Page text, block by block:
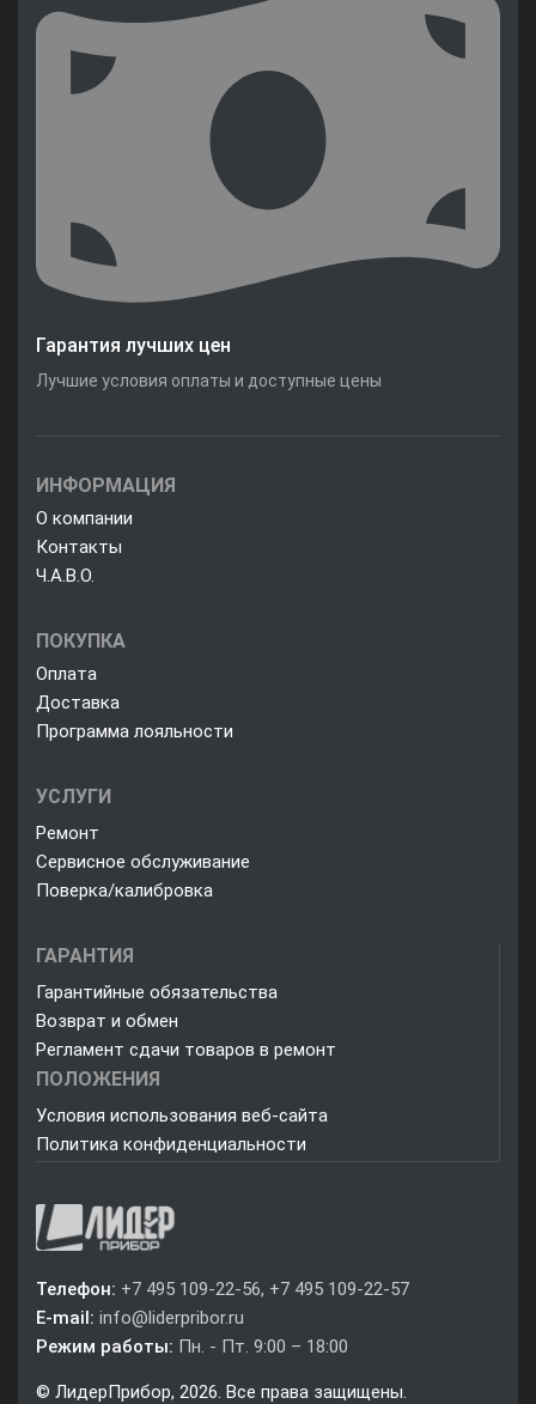
Гарантия лучших цен
Лучшие условия оплаты и доступные цены
ИНФОРМАЦИЯ
О компании
Контакты
Ч.А.В.О.
ПОКУПКА
Оплата
Доставка
Программа лояльности
УСЛУГИ
Ремонт
Сервисное обслуживание
Поверка/калибровка
ГАРАНТИЯ
Гарантийные обязательства
Возврат и обмен
Регламент сдачи товаров в ремонт
ПОЛОЖЕНИЯ
Условия использования веб-сайта
Политика конфиденциальности
Телефон: +7 495 109-22-56, +7 495 109-22-57
E-mail: info@liderpribor.ru
Режим работы: Пн. - Пт. 9:00 – 18:00
© ЛидерПрибор, 2026. Все права защищены.